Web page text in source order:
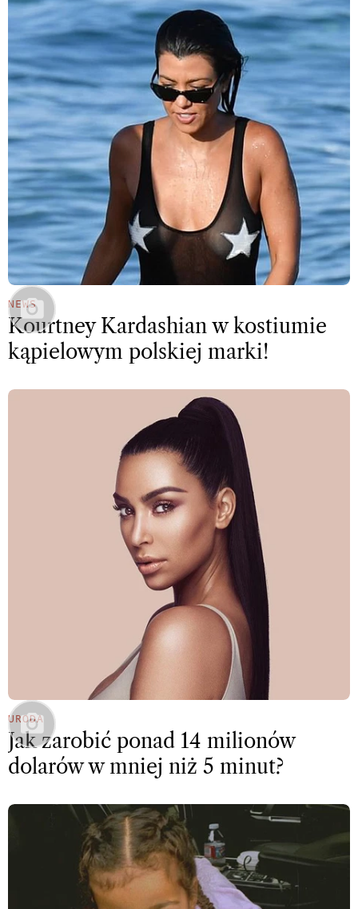
NEWS
Kourtney Kardashian w kostiumie
kąpielowym polskiej marki!
URODA
Jak zarobić ponad 14 milionów
dolarów w mniej niż 5 minut?